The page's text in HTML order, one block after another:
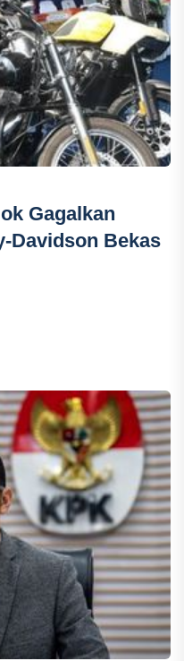
Gagalkan
Davidson Bekas